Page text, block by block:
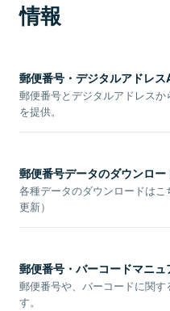
情報
郵便番号・デジタルアドレス
郵便番号とデジタルアドレス
を提供。
郵便番号データのダウンロー
各種データのダウンロードは
更新）
郵便番号・バーコードマニュ
郵便番号や、バーコードに関
す。